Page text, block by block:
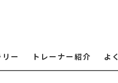
ー トレーナー紹介 よ